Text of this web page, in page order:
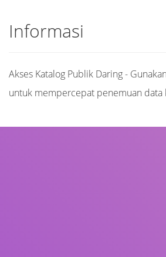
Informasi
Akses Katalog Publik Daring -
untuk mempercepat penemuan data